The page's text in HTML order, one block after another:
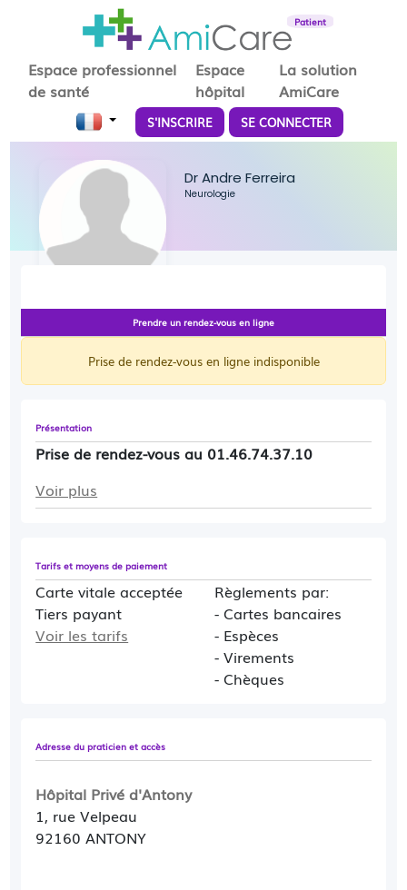
Patient
Espace professionnel
de santé
Espace
hôpital
La solution
AmiCare
S'INSCRIRE SE CONNECTER
Dr Andre Ferreira
Neurologie
Présentation
Prise de rendez-vous au 01.46.74.37.10
Voir plus
Tarifs et moyens de paiement
Carte vitale acceptée
Tiers payant
Voir les tarifs
Règlements par:
- Cartes bancaires
- Espèces
- Virements
- Chèques
Adresse du praticien et accès
Hôpital Privé d'Antony
1, rue Velpeau
92160 ANTONY
Prendre un rendez-vous en ligne
Prise de rendez-vous en ligne indisponible